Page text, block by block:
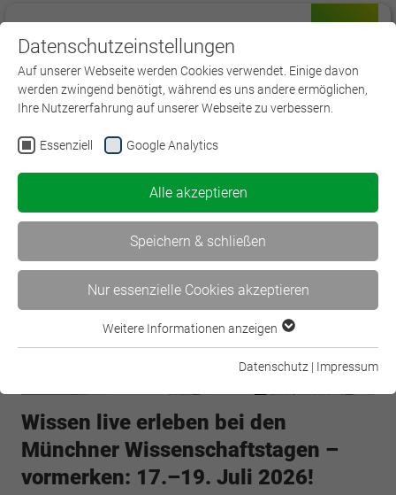
< Seminar für…
Wissen live erleben bei den
Münchner Wissenschaftstagen –
vormerken: 17.–19. Juli 2026!
Datenschutzeinstellungen
Auf unserer Webseite werden Cookies verwendet. Einige davon
werden zwingend benötigt, während es uns andere ermöglichen,
Ihre Nutzererfahrung auf unserer Webseite zu verbessern.
Essenziell Google Analytics
Alle akzeptieren
Speichern & schließen
Nur essenzielle Cookies akzeptieren
Essenzielle Cookies werden für grundlegende Funktionen der
Webseite einwandfrei funktioniert.
cookie_optin
Anbieter BWV Verband
Google Analytics
Weitere Informationen anzeigen
Datenschutz | Impressum